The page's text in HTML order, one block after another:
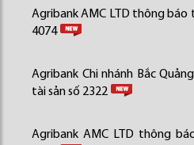
Agribank AMC LTD thông báo
4074
Agribank Chi nhánh Bắc
tài sản số 2322
Agribank AMC LTD thông